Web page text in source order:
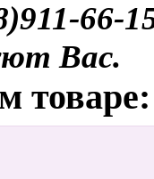
Вас.
товаре: